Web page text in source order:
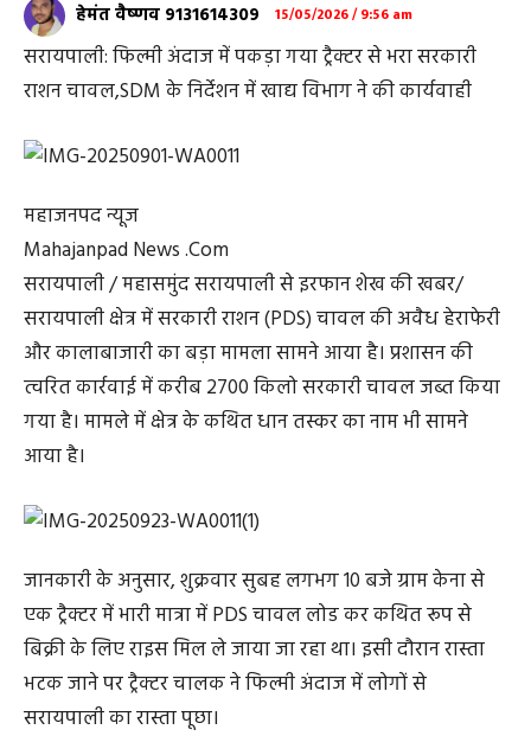
हेमंत वैष्णव 9131614309 15/05/2026 / 9:56 am
सरायपाली: फिल्मी अंदाज में पकड़ा गया ट्रैक्टर से भरा सरकारी
राशन चावल,SDM के निर्देशन में खाद्य विभाग ने की कार्यवाही
महाजनपद न्यूज
Mahajanpad News .Com
सरायपाली / महासमुंद सरायपाली से इरफान शेख की खबर/
सरायपाली क्षेत्र में सरकारी राशन (PDS) चावल की अवैध हेराफेरी
और कालाबाजारी का बड़ा मामला सामने आया है। प्रशासन की
त्वरित कार्रवाई में करीब 2700 किलो सरकारी चावल जब्त किया
गया है। मामले में क्षेत्र के कथित धान तस्कर का नाम भी सामने
आया है।
जानकारी के अनुसार, शुक्रवार सुबह लगभग 10 बजे ग्राम केना से
एक ट्रैक्टर में भारी मात्रा में PDS चावल लोड कर कथित रूप से
बिक्री के लिए राइस मिल ले जाया जा रहा था। इसी दौरान रास्ता
भटक जाने पर ट्रैक्टर चालक ने फिल्मी अंदाज में लोगों से
सरायपाली का रास्ता पूछा।